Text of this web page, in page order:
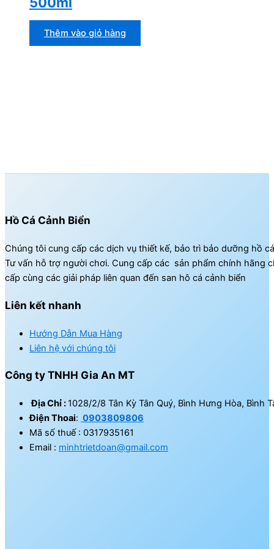
Thêm vào giỏ hàng
Hồ Cá Cảnh Biển
Chúng tôi cung cấp các dịch vụ thiết kế, bảo trì bảo dưỡng hồ
Tư vấn hỗ trợ người chơi. Cung cấp các sản phẩm chính hãng
cấp cùng các giải pháp liên quan đến san hô cá cảnh biển
Liên kết nhanh
Hướng Dẫn Mua Hàng
Liên hệ với chúng tôi
Công ty TNHH Gia An MT
Địa Chỉ :1028/2/8 Tân Kỳ Tân Quý, Bình Hưng Hòa, Bình
Điện Thoai: 0903809806
Mã số thuế : 0317935161
Email : minhtrietdoan@gmail.com